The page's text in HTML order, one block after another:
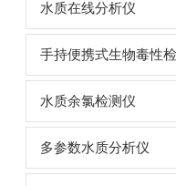
水质在线分析仪
手持便携式生物毒性
水质余氯检测仪
多参数水质分析仪